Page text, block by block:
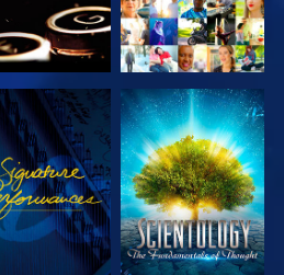
TITTA
UTFORSKA
SERIEN